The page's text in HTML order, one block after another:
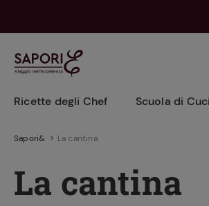
Ricette degli Chef Scuola di
Portata
Collezioni
Cocktail
Scuola di tecnica
Ricette di Base
Esperti in cucina
Cibo e benessere
Cucina di stagione
Trend in cucina
Sapori& La cantina
La cantina